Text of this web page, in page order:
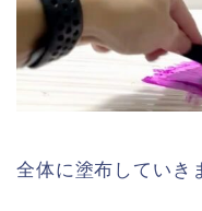
全体に塗布していき